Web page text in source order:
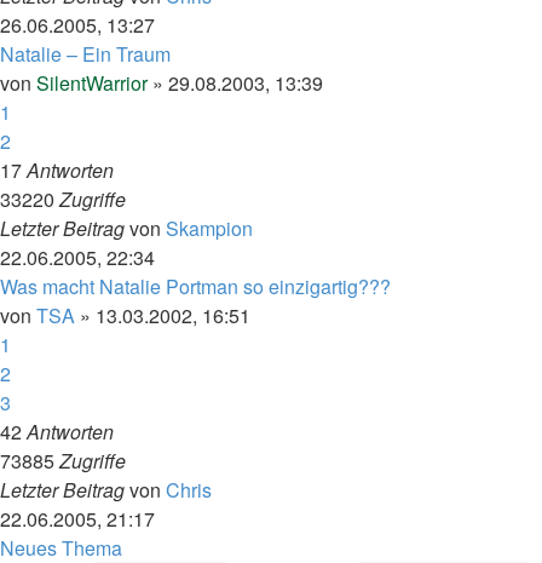
26.06.2005, 13:27
Natalie – Ein Traum
von SilentWarrior» 29.08.2003, 13:39
1
2
17Antworten
33220Zugriffe
Letzter Beitragvon Skampion
22.06.2005, 22:34
Was macht Natalie Portman so einzigartig???
von TSA » 13.03.2002, 16:51
1
2
3
42Antworten
73885Zugriffe
Letzter Beitragvon Chris
22.06.2005, 21:17
Neues Thema